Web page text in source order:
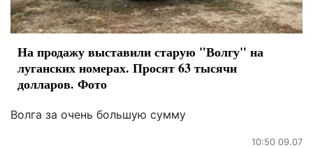
На продажу выставили старую "Волгу" на
луганских номерах. Просят 63 тысячи
долларов. Фото
Волга за очень большую сумму
10:50 09.07